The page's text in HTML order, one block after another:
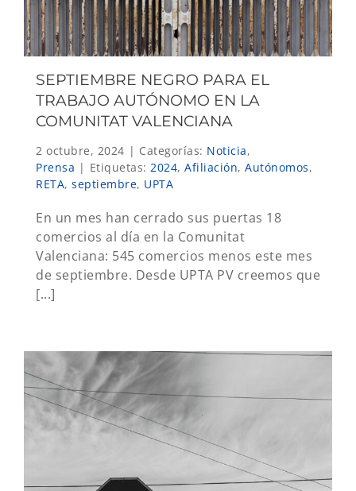
SEPTIEMBRE NEGRO PARA EL
TRABAJO AUTÓNOMO EN LA
COMUNITAT VALENCIANA
2 octubre, 2024 | Categorías: Noticia,
Prensa | Etiquetas: 2024, Afiliación, Autónomos,
RETA, septiembre, UPTA
En un mes han cerrado sus puertas 18
comercios al día en la Comunitat
Valenciana: 545 comercios menos este mes
de septiembre. Desde UPTA PV creemos que
[...]